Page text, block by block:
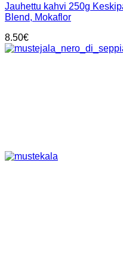
Jauhettu kahvi 250g
Blend, Mokaflor
8.50€